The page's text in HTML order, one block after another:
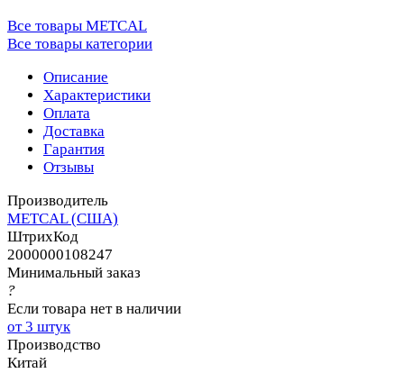
Все товары METCAL
Все товары категории
Описание
Характеристики
Оплата
Доставка
Гарантия
Отзывы
Производитель
METCAL (США)
ШтрихКод
2000000108247
Минимальный заказ
?
Если товара нет в наличии
от 3 штук
Производство
Китай